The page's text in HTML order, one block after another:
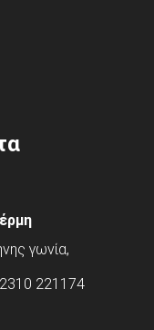
γωνία,
221174